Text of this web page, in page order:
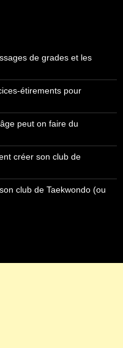
de grades et les
étirements pour
peut on faire du
créer son club de
club de Taekwondo (ou